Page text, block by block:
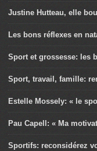
Justine Hutteau, elle
Les bons réflexes en
Sport et grossesse: les
Sport, travail, famille:
Estelle Mossely: « le
Pau Capell: « Ma
Sportifs: reconsidérez